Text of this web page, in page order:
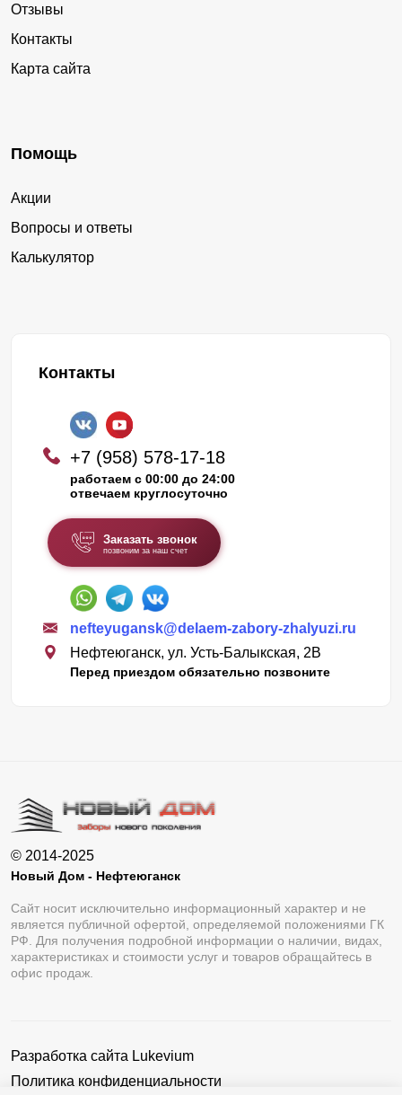
Отзывы
Контакты
Карта сайта
Помощь
Акции
Вопросы и ответы
Калькулятор
Контакты
+7 (958) 578-17-18
работаем с 00:00 до 24:00
отвечаем круглосуточно
Заказать звонок
позвоним за наш счет
nefteyugansk@delaem-zabory-zhalyuzi.ru
Нефтеюганск, ул. Усть-Балыкская, 2В
Перед приездом обязательно позвоните
© 2014-2025
Новый Дом - Нефтеюганск
Сайт носит исключительно информационный характер и не
является публичной офертой, определяемой положениями ГК
РФ. Для получения подробной информации о наличии, видах,
характеристиках и стоимости услуг и товаров обращайтесь в
офис продаж.
Разработка сайта Lukevium
Политика конфиденциальности